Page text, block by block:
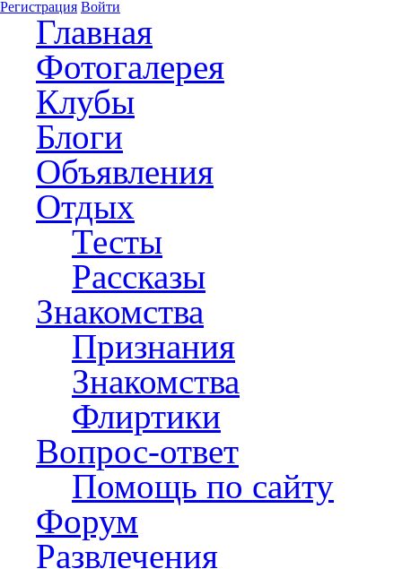
Регистрация Войти
Главная
Фотогалерея
Клубы
Блоги
Объявления
Отдых
Тесты
Рассказы
Знакомства
Признания
Знакомства
Флиртики
Вопрос-ответ
Помощь по сайту
Форум
Развлечения